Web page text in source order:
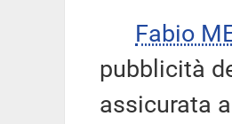
Fabio
pubblicità
assicurata